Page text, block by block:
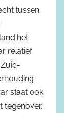
tussen
het
relatief
staat ook
tegenover.